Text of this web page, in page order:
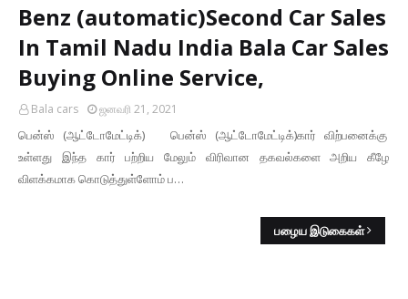
Benz (automatic)Second Car Sales
In Tamil Nadu India Bala Car Sales
Buying Online Service,
Bala cars ஜனவரி 21, 2021
பென்ஸ் (ஆட்டோமேட்டிக்) பென்ஸ் (ஆட்டோமேட்டிக்)கார் விற்பனைக்கு
உள்ளது இந்த கார் பற்றிய மேலும் விரிவான தகவல்களை அறிய கீழே
விளக்கமாக கொடுத்துள்ளோம் ப…
பழைய இடுகைகள்